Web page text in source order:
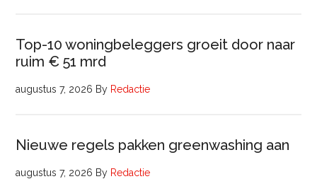
Top-10 woningbeleggers groeit door naar
ruim € 51 mrd
augustus 7, 2026 By Redactie
Nieuwe regels pakken greenwashing aan
augustus 7, 2026 By Redactie